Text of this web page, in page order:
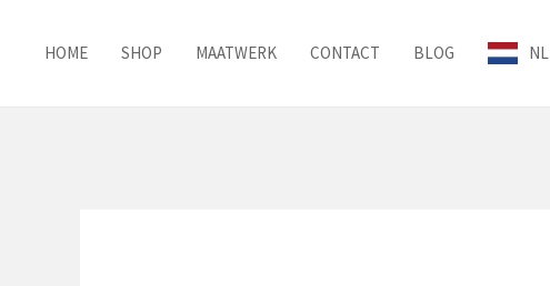
HOME SHOP MAATWERK CONTACT BLOG NL